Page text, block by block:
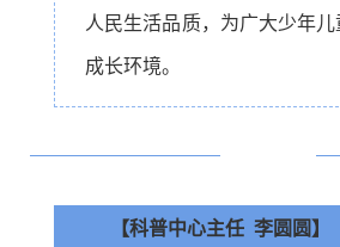
人民生活品质，为广大少年
成长环境。
【科普中心主任 李圆圆】